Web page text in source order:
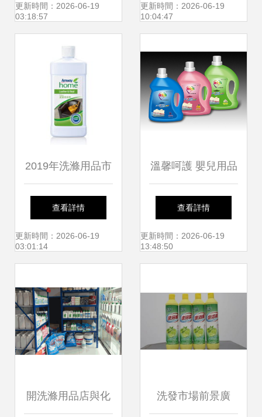
細膩對話
更新時間：2026-06-19
03:18:57
擾，因為它就是你
更新時間：2026-06-19
10:04:47
2019年洗滌用品市
場報價與批發行情
分析（第35頁）
查看詳情
更新時間：2026-06-19
03:01:14
溫馨呵護 嬰兒用品
與洗滌產品包裝設
計新趨勢——從馬
查看詳情
更新時間：2026-06-19
13:48:50
開洗滌用品店與化 洗發市場前景廣